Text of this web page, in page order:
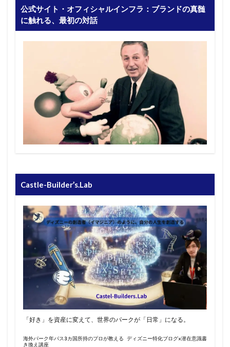
公式サイト・オフィシャルインフラ：ブランドの真髄
に触れる、最初の対話
Castle-Builder’s.Lab
「好き」を資産に変えて、世界のパークが「日常」になる。
海外パーク年パス3カ国所持のプロが教える ディズニー特化ブログ×潜在意識書
き換え講座